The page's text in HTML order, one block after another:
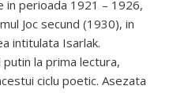
in perioada 1921 – 1926,
Joc secund (1930), in
intitulata Isarlak.
putin la prima lectura,
ciclu poetic. Asezata